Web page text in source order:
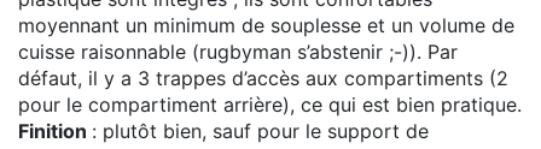
moyennant un minimum de souplesse et un volume de
cuisse raisonnable (rugbyman s’abstenir ;-)). Par
défaut, il y a 3 trappes d’accès aux compartiments (2
pour le compartiment arrière), ce qui est bien pratique.
Finition : plutôt bien, sauf pour le support de